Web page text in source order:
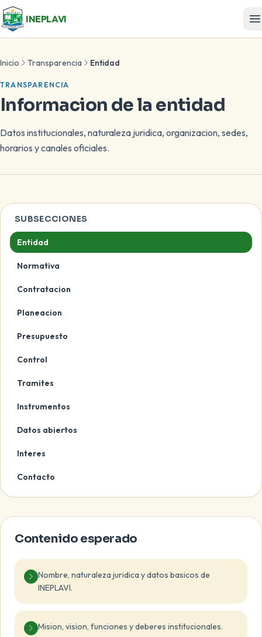
INEPLAVI
Inicio Transparencia Entidad
TRANSPARENCIA
Informacion de la entidad
Datos institucionales, naturaleza juridica, organizacion, sedes,
horarios y canales oficiales.
SUBSECCIONES
Entidad
Normativa
Contratacion
Planeacion
Presupuesto
Control
Tramites
Instrumentos
Datos abiertos
Interes
Contacto
Contenido esperado
Nombre, naturaleza juridica y datos basicos de
INEPLAVI.
Mision, vision, funciones y deberes institucionales.